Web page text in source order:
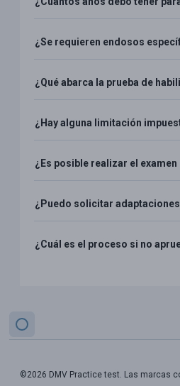
¿Se requieren endosos
¿Qué abarca la prueba de
¿Hay alguna limitación
¿Es posible realizar el
¿Puedo solicitar
¿Cuál es el proceso si no
©2026 DMV Practice test. Las marcas